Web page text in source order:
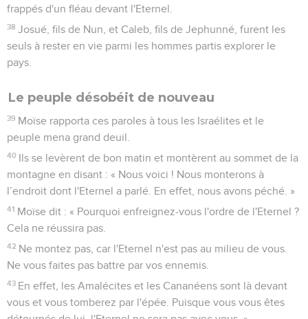
frappés d'un fléau devant l'Eternel.
38 Josué, fils de Nun, et Caleb, fils de Jephunné, furent les
seuls à rester en vie parmi les hommes partis explorer le
pays.
Le peuple désobéit de nouveau
39 Moïse rapporta ces paroles à tous les Israélites et le
peuple mena grand deuil.
40 Ils se levèrent de bon matin et montèrent au sommet de la
montagne en disant : « Nous voici ! Nous monterons à
l’endroit dont l'Eternel a parlé. En effet, nous avons péché. »
41 Moïse dit : « Pourquoi enfreignez-vous l'ordre de l'Eternel ?
Cela ne réussira pas.
42 Ne montez pas, car l'Eternel n'est pas au milieu de vous.
Ne vous faites pas battre par vos ennemis.
43 En effet, les Amalécites et les Cananéens sont là devant
vous et vous tomberez par l'épée. Puisque vous vous êtes